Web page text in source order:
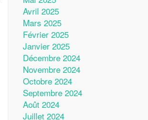
Avril 2025
Mars 2025
Février 2025
Janvier 2025
Décembre 2024
Novembre 2024
Octobre 2024
Septembre 2024
Août 2024
Juillet 2024